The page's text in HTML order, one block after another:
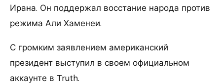
Ирана. Он поддержал восстание народа против
режима Али Хаменеи.
С громким заявлением американский
президент выступил в своем официальном
аккаунте в Truth.